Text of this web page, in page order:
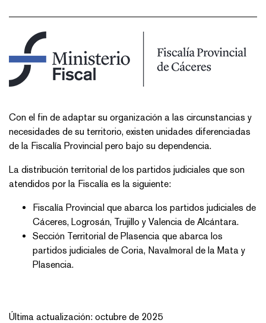
Con el fin de adaptar su organización a las circunstancias y
necesidades de su territorio, existen unidades diferenciadas
de la Fiscalía Provincial pero bajo su dependencia.
La distribución territorial de los partidos judiciales que son
atendidos por la Fiscalía es la siguiente:
Fiscalía Provincial que abarca los partidos judiciales de
Cáceres, Logrosán, Trujillo y Valencia de Alcántara.
Sección Territorial de Plasencia que abarca los
partidos judiciales de Coria, Navalmoral de la Mata y
Plasencia.
Última actualización: octubre de 2025